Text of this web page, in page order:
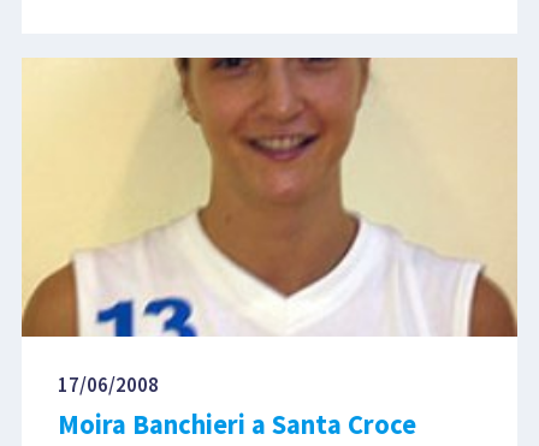
17/06/2008
Moira Banchieri a Santa Croce